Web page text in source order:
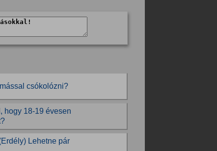
csókolózni?
hogy 18-19 évesen
Lehetne pár